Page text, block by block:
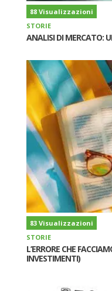
88 Visualizzazioni
STORIE
ANALISI DI MERCATO:
83 Visualizzazioni
STORIE
L’ERRORE CHE
INVESTIMENTI)